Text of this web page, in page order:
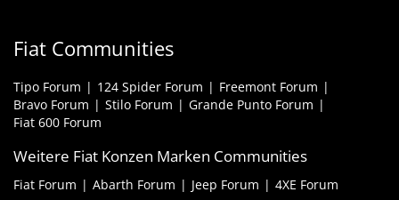
Fiat Communities
Tipo Forum 124 Spider Forum
Freemont Forum
Bravo Forum
Stilo Forum
Grande Punto Forum
Fiat 600 Forum
Weitere Fiat Konzen Marken Communities
Fiat Forum Abarth Forum Jeep Forum 4XE Forum